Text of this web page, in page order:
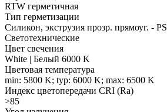
RTW герметичная
Тип герметизации
Силикон, экструзия прозр. прямоуг. - PS
Светотехнические
Цвет свечения
White | Белый 6000 K
Цветовая температура
min: 5800 K; typ: 6000 K; max: 6500 K
Индекс цветопередачи CRI (Ra)
>85